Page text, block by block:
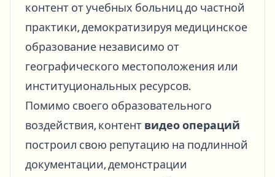
контент от учебных больниц до частной
практики, демократизируя медицинское
образование независимо от
географического местоположения или
институциональных ресурсов.
Помимо своего образовательного
воздействия, контент видео операций
построил свою репутацию на подлинной
документации, демонстрации